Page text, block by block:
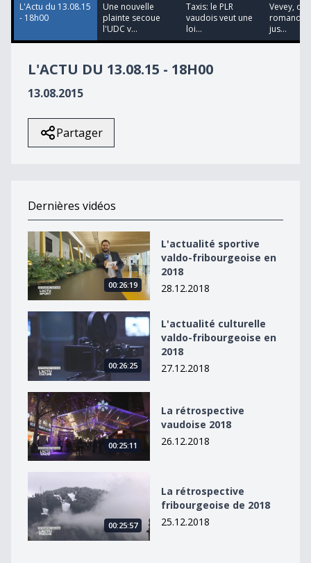
L'Actu du 13.08.15
- 18h00
Une nouvelle
plainte secoue
l'UDC v...
Taxis: le PLR
vaudois veut une
loi...
Vevey,
romande
jus...
L'ACTU DU 13.08.15 - 18H00
13.08.2015
Partager
Dernières vidéos
L&#039;actualité sportive valdo-fribourgeoise en 2018
00:26:19
L'actualité sportive
valdo-fribourgeoise en
2018
28.12.2018
L&#039;actualité culturelle valdo-fribourgeoise en
00:26:25
L'actualité culturelle
valdo-fribourgeoise en
2018
27.12.2018
La rétrospective vaudoise 2018
00:25:11
La rétrospective
vaudoise 2018
26.12.2018
00:25:57
La rétrospective
fribourgeoise de 2018
25.12.2018